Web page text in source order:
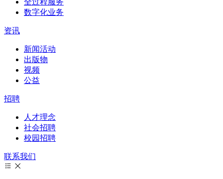
全过程服务
数字化业务
资讯
新闻活动
出版物
视频
公益
招聘
人才理念
社会招聘
校园招聘
联系我们